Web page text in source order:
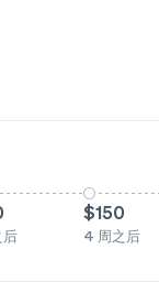
后
$150
4 周之后